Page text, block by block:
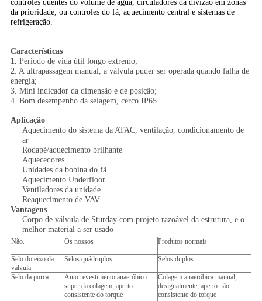
controles quentes do volume de água, circuladores da divizão em zonas
da prioridade, ou controles do fã, aquecimento central e sistemas de
refrigeração.
Características
1. Período de vida útil longo extremo;
2. A ultrapassagem manual, a válvula puder ser operada quando falha de
energia;
3. Mini indicador da dimensão e de posição;
4. Bom desempenho da selagem, cerco IP65.
Aplicação
Aquecimento do sistema da ATAC, ventilação, condicionamento de
ar
Rodapé/aquecimento brilhante
Aquecedores
Unidades da bobina do fã
Aquecimento Underfloor
Ventiladores da unidade
Reaquecimento de VAV
Vantagens
Corpo de válvula de Sturday com projeto razoável da estrutura, e o
melhor material a ser usado
Não. Os nossos Produtos normais
Selo do eixo da
válvula
Selos quádruplos Selos duplos
Selo da porca
Auto revestimento anaeróbico
super da colagem, aperto
consistente do torque
Colagem anaeróbica manual,
desigualmente, aperto não
consistente do torque